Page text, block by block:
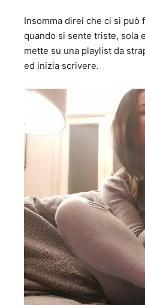
Insomma direi che ci si può
quando si sente triste, sola
mette su una playlist da
ed inizia scrivere.